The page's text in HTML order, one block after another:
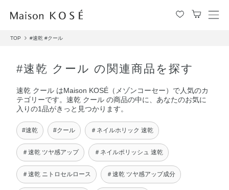
メ
TOP #速乾 #クール
#速乾 クール の関連商品を探す
速乾 クール はMaison KOSÉ（メゾンコーセー）で人気のカ
テゴリーです。速乾 クール の商品の中に、あなたのお気に
入りの1品がきっと見つかります。
#速乾 #クール ＃ネイルホリック 速乾
＃速乾 ツヤ感アップ ＃ネイルポリッシュ 速乾
＃速乾 ニトロセルロース ＃速乾 ツヤ感アップ成分